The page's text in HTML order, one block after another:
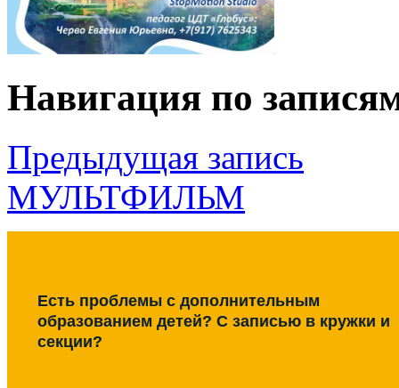
Навигация по
Предыдущая запись
МУЛЬТФИЛЬМ
Есть проблемы с дополнительным
образованием детей? С записью в кружки и
секции?